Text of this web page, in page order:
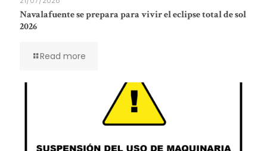
Navalafuente se prepara para vivir el eclipse total de sol
2026
Read more